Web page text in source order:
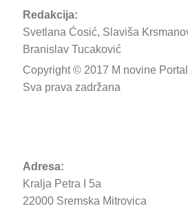
Redakcija:
Svetlana Ćosić, Slaviša
Branislav Tucaković
Copyright © 2017 M novine Portal
Sva prava zadržana
Adresa:
Kralja Petra I 5a
22000 Sremska Mitrovica